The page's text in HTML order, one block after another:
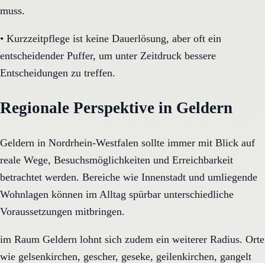
muss.
• Kurzzeitpflege ist keine Dauerlösung, aber oft ein
entscheidender Puffer, um unter Zeitdruck bessere
Entscheidungen zu treffen.
Regionale Perspektive in Geldern
Geldern in Nordrhein-Westfalen sollte immer mit Blick auf
reale Wege, Besuchsmöglichkeiten und Erreichbarkeit
betrachtet werden. Bereiche wie Innenstadt und umliegende
Wohnlagen können im Alltag spürbar unterschiedliche
Voraussetzungen mitbringen.
im Raum Geldern lohnt sich zudem ein weiterer Radius. Orte
wie gelsenkirchen, gescher, geseke, geilenkirchen, gangelt